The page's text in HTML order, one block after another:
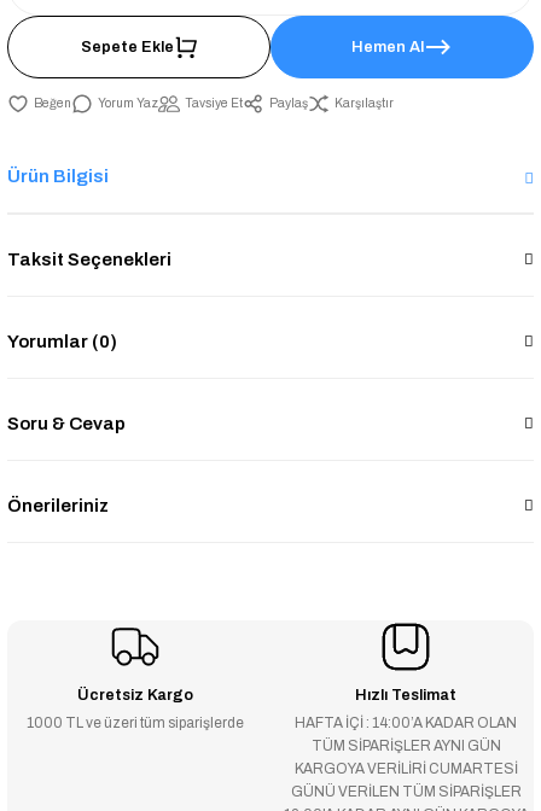
Sepete Ekle Hemen Al
Yorum Yaz Tavsiye Et Paylaş Karşılaştır
Ürün Bilgisi
Taksit Seçenekleri
Yorumlar (0)
Soru & Cevap
Önerileriniz
Ücretsiz Kargo
1000 TL ve üzeri tüm siparişlerde
Hızlı Teslimat
HAFTA İÇİ : 14:00’A KADAR OLAN
TÜM SİPARİŞLER AYNI GÜN
KARGOYA VERİLİRİ CUMARTESİ
GÜNÜ VERİLEN TÜM SİPARİŞLER